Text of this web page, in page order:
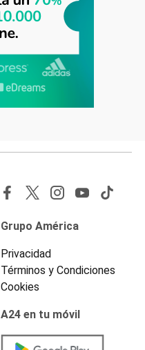
Grupo América
Privacidad
Términos y Condiciones
Cookies
A24 en tu móvil